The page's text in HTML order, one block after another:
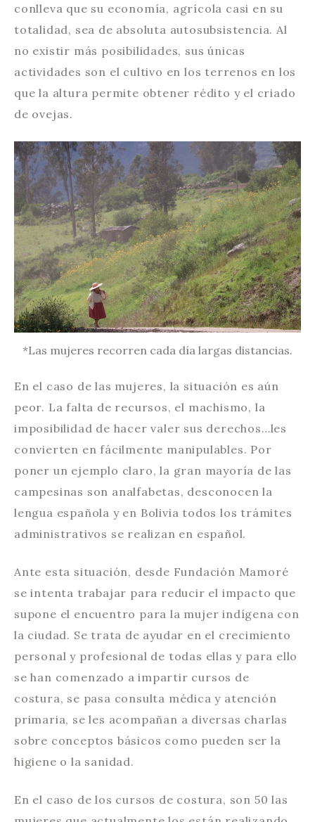
conlleva que su economía, agrícola casi en su
totalidad, sea de absoluta autosubsistencia. Al
no existir más posibilidades, sus únicas
actividades son el cultivo en los terrenos en los
que la altura permite obtener rédito y el criado
de ovejas.
*Las mujeres recorren cada día largas distancias.
En el caso de las mujeres, la situación es aún
peor. La falta de recursos, el machismo, la
imposibilidad de hacer valer sus derechos…les
convierten en fácilmente manipulables. Por
poner un ejemplo claro, la gran mayoría de las
campesinas son analfabetas, desconocen la
lengua española y en Bolivia todos los trámites
administrativos se realizan en español.
Ante esta situación, desde Fundación Mamoré
se intenta trabajar para reducir el impacto que
supone el encuentro para la mujer indígena con
la ciudad. Se trata de ayudar en el crecimiento
personal y profesional de todas ellas y para ello
se han comenzado a impartir cursos de
costura, se pasa consulta médica y atención
primaria, se les acompañan a diversas charlas
sobre conceptos básicos como pueden ser la
higiene o la sanidad.
En el caso de los cursos de costura, son 50 las